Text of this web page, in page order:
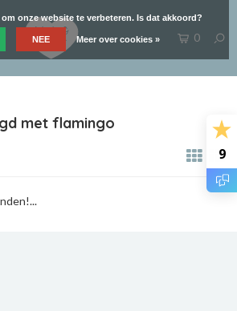
9
0
met flamingo
onze website te verbeteren. Is dat akkoord?
NEE Meer over cookies »